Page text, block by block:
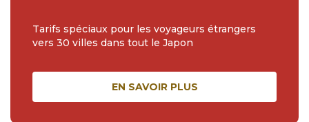
Tarifs spéciaux pour les voyageurs étrangers
vers 30 villes dans tout le Japon
EN SAVOIR PLUS